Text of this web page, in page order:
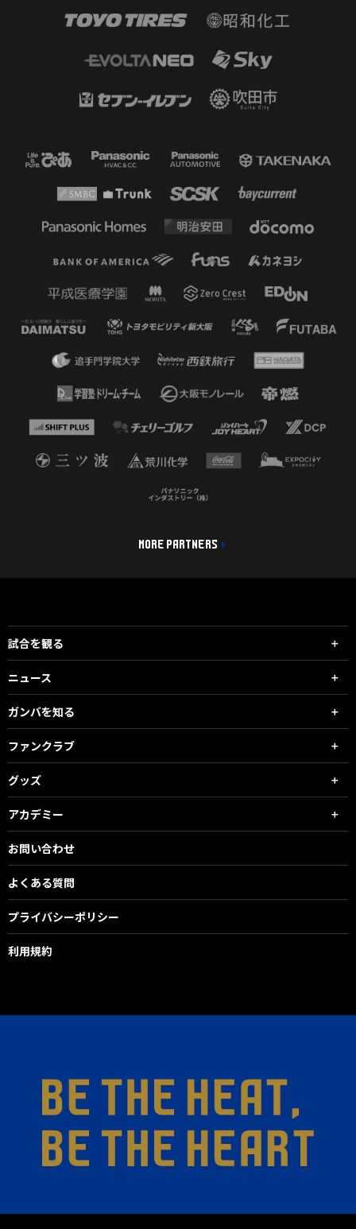
MORE PARTNERS
試合を観る
ニュース
ガンバを知る
ファンクラブ
グッズ
アカデミー
お問い合わせ
よくある質問
プライバシーポリシー
利用規約